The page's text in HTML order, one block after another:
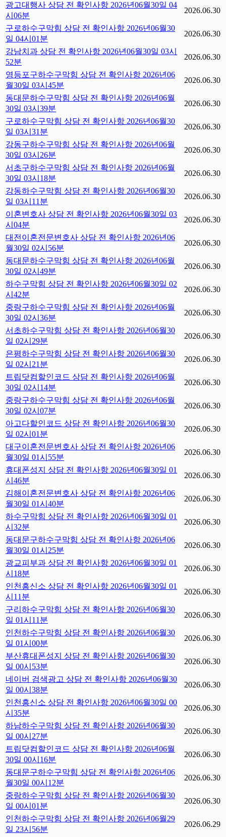
광고대행사 상담 전 확인사항 2026년06월30일 04
시06분
2026.06.30
구로하수구막힘 상담 전 확인사항 2026년06월30
일 04시01분
2026.06.30
강남치과 상담 전 확인사항 2026년06월30일 03시
52분
2026.06.30
영등포구하수구막힘 상담 전 확인사항 2026년06
월30일 03시45분
2026.06.30
동대문하수구막힘 상담 전 확인사항 2026년06월
30일 03시39분
2026.06.30
구로하수구막힘 상담 전 확인사항 2026년06월30
일 03시31분
2026.06.30
강동구하수구막힘 상담 전 확인사항 2026년06월
30일 03시26분
2026.06.30
서초구하수구막힘 상담 전 확인사항 2026년06월
30일 03시18분
2026.06.30
강동하수구막힘 상담 전 확인사항 2026년06월30
일 03시11분
2026.06.30
이혼변호사 상담 전 확인사항 2026년06월30일 03
시04분
2026.06.30
대전이혼전문변호사 상담 전 확인사항 2026년06
월30일 02시56분
2026.06.30
동대문하수구막힘 상담 전 확인사항 2026년06월
30일 02시49분
2026.06.30
하수구막힘 상담 전 확인사항 2026년06월30일 02
시42분
2026.06.30
중랑구하수구막힘 상담 전 확인사항 2026년06월
30일 02시36분
2026.06.30
서초하수구막힘 상담 전 확인사항 2026년06월30
일 02시29분
2026.06.30
은평하수구막힘 상담 전 확인사항 2026년06월30
일 02시21분
2026.06.30
트립닷컴할인코드 상담 전 확인사항 2026년06월
30일 02시14분
2026.06.30
중랑구하수구막힘 상담 전 확인사항 2026년06월
30일 02시07분
2026.06.30
아고다할인코드 상담 전 확인사항 2026년06월30
일 02시01분
2026.06.30
대구이혼전문변호사 상담 전 확인사항 2026년06
월30일 01시55분
2026.06.30
휴대폰성지 상담 전 확인사항 2026년06월30일 01
시46분
2026.06.30
김해이혼전문변호사 상담 전 확인사항 2026년06
월30일 01시40분
2026.06.30
하수구막힘 상담 전 확인사항 2026년06월30일 01
시32분
2026.06.30
동대문구하수구막힘 상담 전 확인사항 2026년06
월30일 01시25분
2026.06.30
광교피부과 상담 전 확인사항 2026년06월30일 01
시18분
2026.06.30
인천흥신소 상담 전 확인사항 2026년06월30일 01
시11분
2026.06.30
구리하수구막힘 상담 전 확인사항 2026년06월30
일 01시11분
2026.06.30
인천하수구막힘 상담 전 확인사항 2026년06월30
일 01시00분
2026.06.30
부산휴대폰성지 상담 전 확인사항 2026년06월30
일 00시53분
2026.06.30
네이버 검색광고 상담 전 확인사항 2026년06월30
일 00시38분
2026.06.30
인천흥신소 상담 전 확인사항 2026년06월30일 00
시35분
2026.06.30
하남하수구막힘 상담 전 확인사항 2026년06월30
일 00시27분
2026.06.30
트립닷컴할인코드 상담 전 확인사항 2026년06월
30일 00시16분
2026.06.30
동대문구하수구막힘 상담 전 확인사항 2026년06
월30일 00시12분
2026.06.30
중랑하수구막힘 상담 전 확인사항 2026년06월30
일 00시01분
2026.06.30
인천하수구막힘 상담 전 확인사항 2026년06월29
일 23시56분
2026.06.29